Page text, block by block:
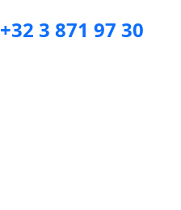
+32 3 871 97 30